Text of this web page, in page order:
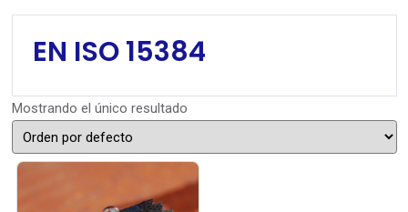
EN ISO 15384
Mostrando el único resultado